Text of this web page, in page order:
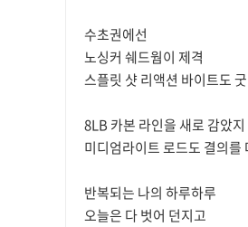
수초권에선
노싱커 쉐드웜이 제격
스플릿 샷 리액션 바이트도 굿
8LB 카본 라인을 새로 감았지
미디엄라이트 로드도 결의를
반복되는 나의 하루하루
오늘은 다 벗어 던지고